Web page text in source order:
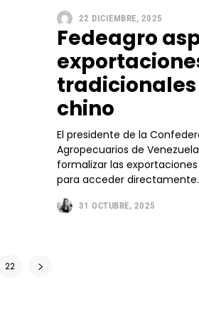
22 DICIEMBRE, 2025
Fedeagro
chino
El presidente de la
Agropecuarios de
formalizar las
para acceder
31 OCTUBRE, 2025
22